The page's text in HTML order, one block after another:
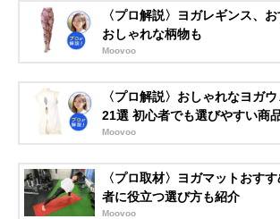
〈プロ解説〉ヨガレギンス、
おしゃれな柄物も
Moovoo
〈プロ解説〉おしゃれなヨガ
21選 初心者でも選びやすい商
Moovoo
〈プロ取材〉ヨガマットおす
者に役立つ選び方も紹介
Moovoo